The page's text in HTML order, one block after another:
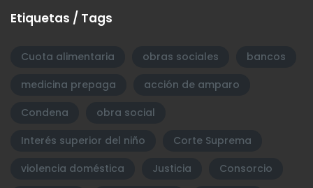
Etiquetas / Tags
Cuota alimentaria obras sociales
bancos
medicina prepaga
acción de amparo
Condena
obra social
Interés superior del niño
Corte Suprema
violencia doméstica
Justicia
Consorcio